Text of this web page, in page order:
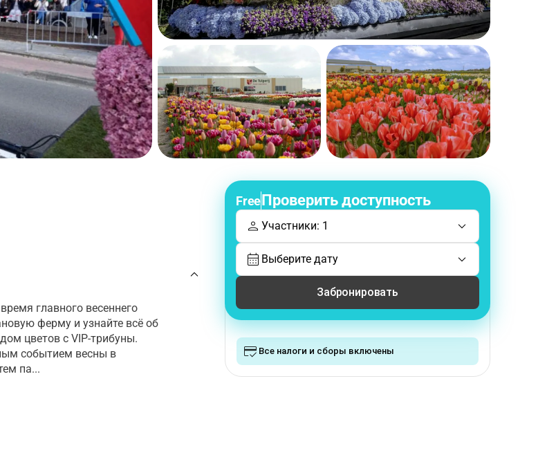
FreeПроверить доступность
Участники: 1
Выберите дату
Забронировать
Все налоги и сборы включены
главного весеннего
ферму и узнайте всё об
цветов с VIP-трибуны.
событием весны в
па...